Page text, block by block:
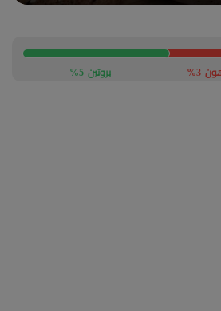
3% بروتين 5%